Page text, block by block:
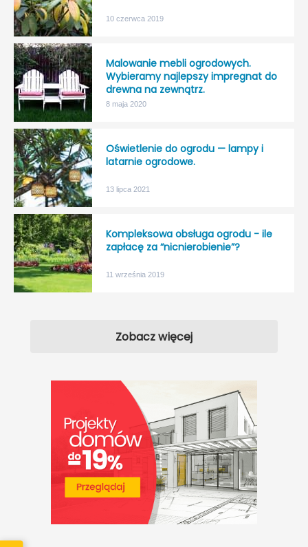
10 czerwca 2019
Malowanie mebli ogrodowych.
Wybieramy najlepszy impregnat do
drewna na zewnątrz.
8 maja 2020
Oświetlenie do ogrodu — lampy i
latarnie ogrodowe.
13 lipca 2021
Kompleksowa obsługa ogrodu - ile
zapłacę za “nicnierobienie”?
11 września 2019
Zobacz więcej